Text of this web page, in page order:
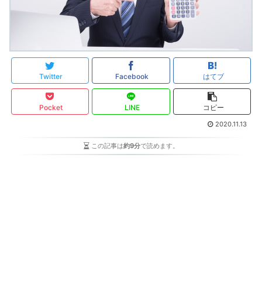
Twitter Facebook はてブ
Pocket LINE コピー
2020.11.13
この記事は約9分で読めます。